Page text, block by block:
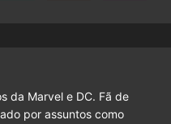
da Marvel e DC. Fã de
por assuntos como